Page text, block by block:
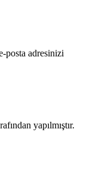
posta adresinizi
yapılmıştır.